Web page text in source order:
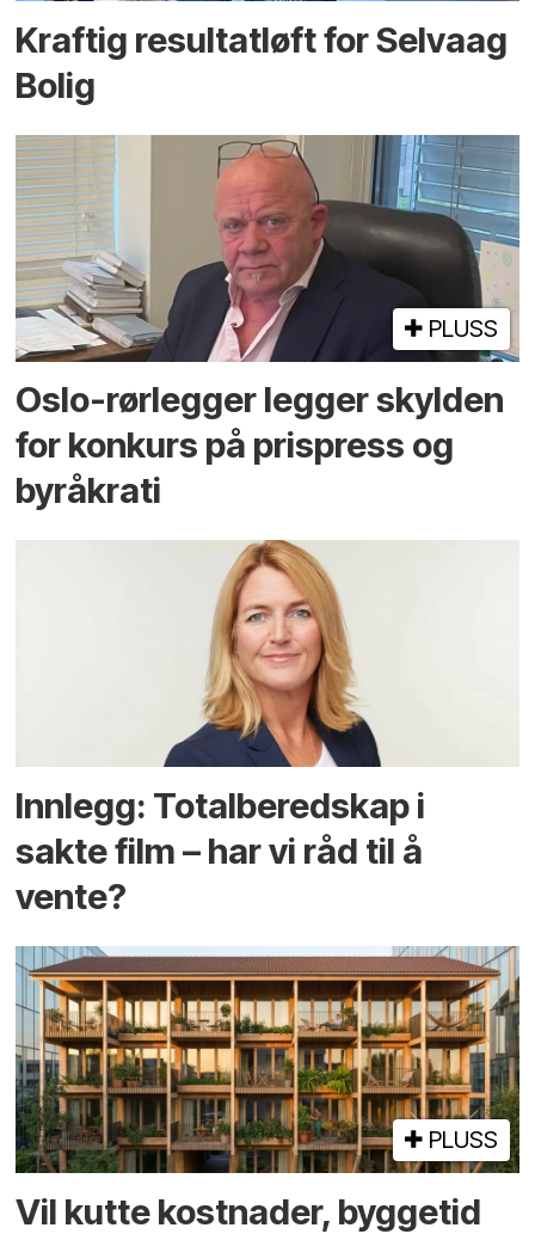
Kraftig resultatløft for Selvaag
Bolig
PLUSS
Oslo-rørlegger legger skylden
for konkurs på prispress og
byråkrati
Innlegg: Totalberedskap i
sakte film – har vi råd til å
vente?
PLUSS
Vil kutte kostnader, byggetid